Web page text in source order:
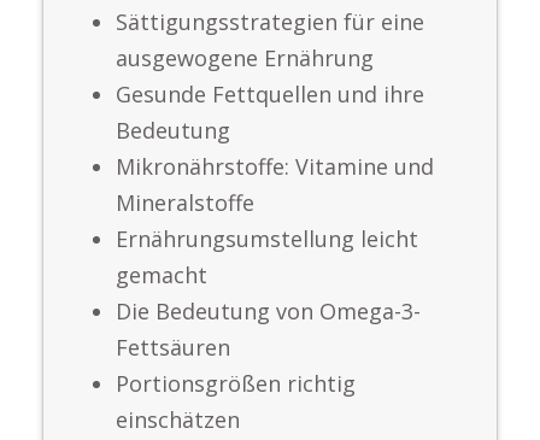
Sättigungsstrategien für eine
ausgewogene Ernährung
Gesunde Fettquellen und ihre
Bedeutung
Mikronährstoffe: Vitamine und
Mineralstoffe
Ernährungsumstellung leicht
gemacht
Die Bedeutung von Omega-3-
Fettsäuren
Portionsgrößen richtig
einschätzen